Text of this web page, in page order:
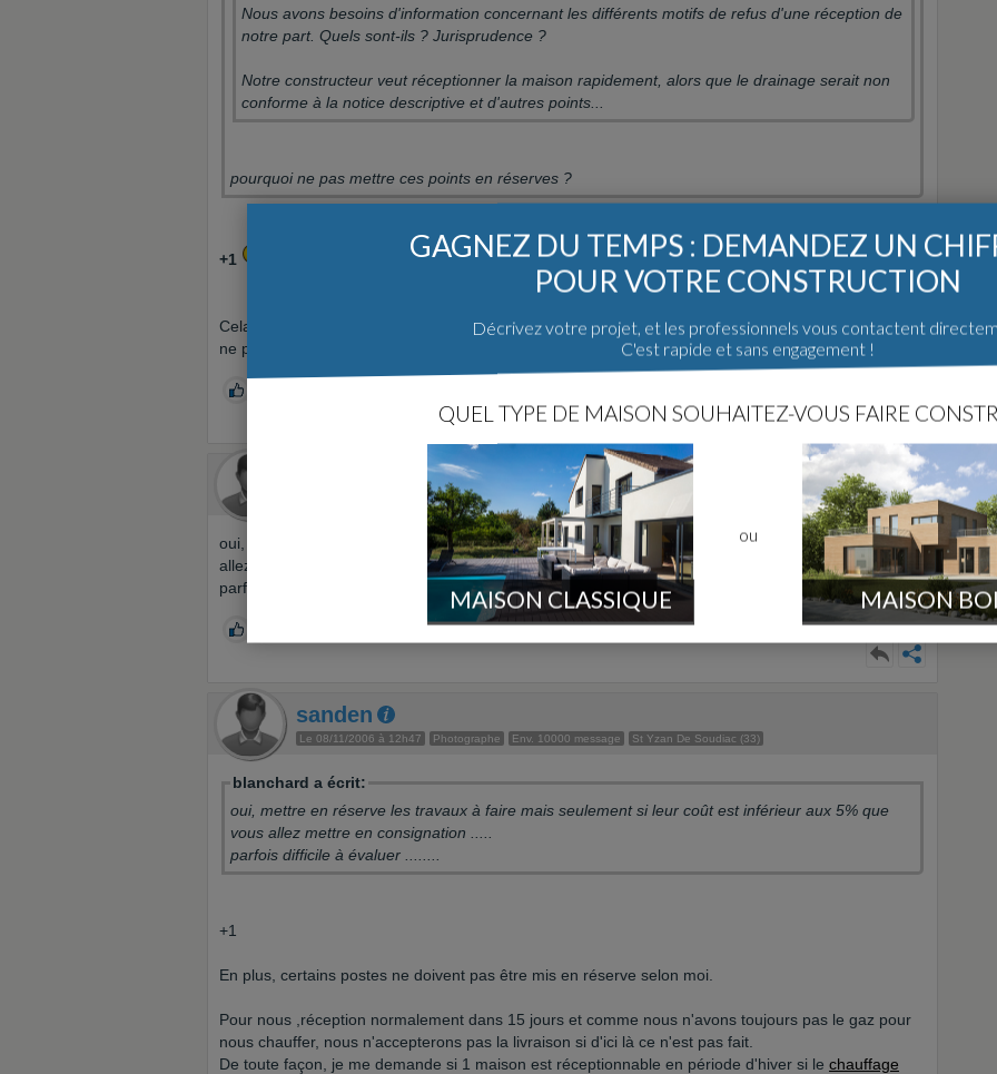
Nous avons besoins d'information concernant les différents motifs de refus d'une réception de
notre part. Quels sont-ils ? Jurisprudence ?
Notre constructeur veut réceptionner la maison rapidement, alors que le drainage serait non
conforme à la notice descriptive et d'autres points...
pourquoi ne pas mettre ces points en réserves ?
+1
Cela me parait également plus logique de réceptionner et de mettre des réserve et de toute façon tu
ne payera le constructeur que lorsque les réserves seront lévée.
Env. 70 message
oui, mettre en réserve les travaux à faire mais seulement si leur coût est inférieur aux 5% que vous
allez mettre en consignation .....
parfois difficile à évaluer ........
sanden
Le 08/11/2006 à 12h47 Photographe Env. 10000 message St Yzan De Soudiac (33)
blanchard a écrit:
oui, mettre en réserve les travaux à faire mais seulement si leur coût est inférieur aux 5% que
parfois difficile à évaluer ........
+1
En plus, certains postes ne doivent pas être mis en réserve selon moi.
Pour nous ,réception normalement dans 15 jours et comme nous n'avons toujours pas le gaz pour
nous chauffer, nous n'accepterons pas la livraison si d'ici là ce n'est pas fait.
De toute façon, je me demande si 1 maison est réceptionnable en période d'hiver si le chauffage
GAGNEZ DU TEMPS : DEMANDEZ UN
POUR VOTRE CONSTRUCTION
Décrivez votre projet, et les professionnels vous contactent
C'est rapide et sans engagement !
QUEL TYPE DE MAISON SOUHAITEZ-VOUS FAIRE
MAISON CLASSIQUE
ou
MAISON